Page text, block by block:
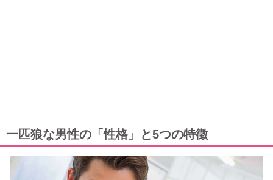
一匹狼な男性の「性格」と5つの特徴